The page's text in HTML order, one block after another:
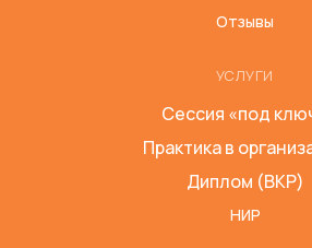
УСЛУГИ
Сессия «под
Практика в
Диплом (ВКР)
НИР
Отзывы